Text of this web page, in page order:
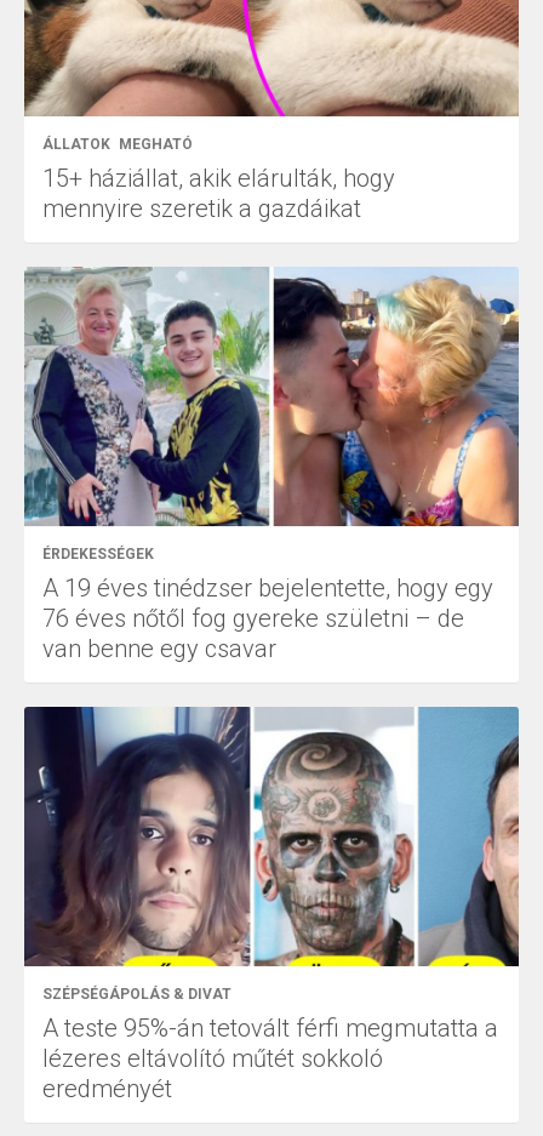
ÁLLATOK MEGHATÓ
15+ háziállat, akik elárulták, hogy
mennyire szeretik a gazdáikat
ÉRDEKESSÉGEK
A 19 éves tinédzser bejelentette, hogy egy
76 éves nőtől fog gyereke születni – de
van benne egy csavar
SZÉPSÉGÁPOLÁS & DIVAT
A teste 95%-án tetovált férfi megmutatta a
lézeres eltávolító műtét sokkoló
eredményét